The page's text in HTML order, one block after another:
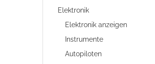
Elektronik
Elektronik anzeigen
Instrumente
Autopiloten